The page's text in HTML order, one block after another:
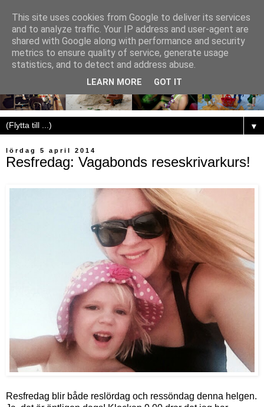
▼
lördag 5 april 2014
Resfredag: Vagabonds reseskrivarkurs!
Resfredag blir både reslördag och ressöndag denna helgen.
This site uses cookies from Google to deliver its services
and to analyze traffic. Your IP address and user-agent are
shared with Google along with performance and security
metrics to ensure quality of service, generate usage
statistics, and to detect and address abuse.
LEARN MORE GOT IT